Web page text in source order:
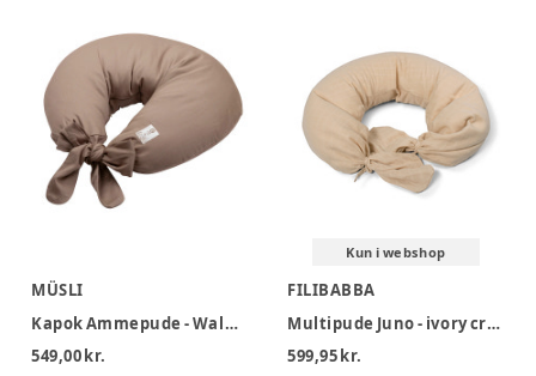
MÜSLI
Kapok Ammepude - Walnut
549,00 kr.
Kun i webshop
FILIBABBA
Multipude Juno - ivory cream
599,95 kr.